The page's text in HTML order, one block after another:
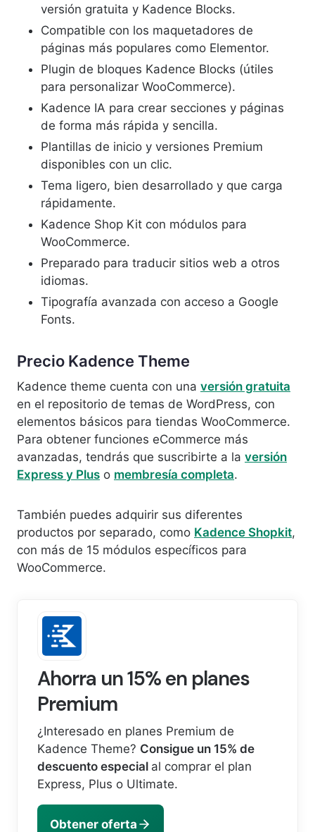
versión gratuita y Kadence Blocks.
Compatible con los maquetadores de
páginas más populares como Elementor.
Plugin de bloques Kadence Blocks (útiles
para personalizar WooCommerce).
Kadence IA para crear secciones y páginas
de forma más rápida y sencilla.
Plantillas de inicio y versiones Premium
disponibles con un clic.
Tema ligero, bien desarrollado y que carga
rápidamente.
Kadence Shop Kit con módulos para
WooCommerce.
Preparado para traducir sitios web a otros
idiomas.
Tipografía avanzada con acceso a Google
Fonts.
Precio Kadence Theme
Kadence theme cuenta con una versión gratuita
en el repositorio de temas de WordPress, con
elementos básicos para tiendas WooCommerce.
Para obtener funciones eCommerce más
avanzadas, tendrás que suscribirte a la versión
Express y Plus o membresía completa.
También puedes adquirir sus diferentes
productos por separado, como Kadence Shopkit,
con más de 15 módulos específicos para
WooCommerce.
Ahorra un 15% en planes
Premium
¿Interesado en planes Premium de
Kadence Theme? Consigue un 15% de
descuento especial al comprar el plan
Express, Plus o Ultimate.
Obtener oferta